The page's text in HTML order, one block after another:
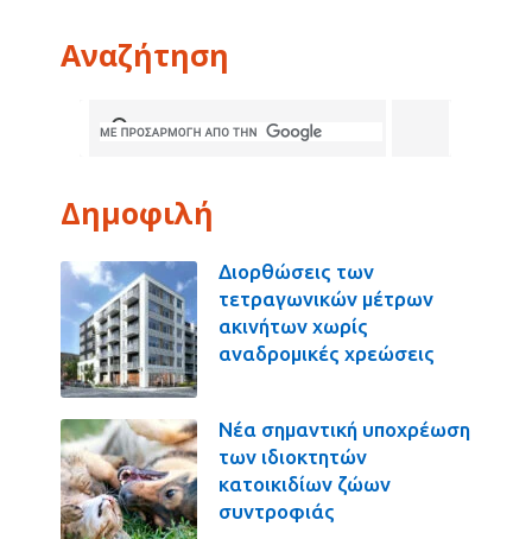
Αναζήτηση
Δημοφιλή
Διορθώσεις των
τετραγωνικών μέτρων
ακινήτων χωρίς
αναδρομικές χρεώσεις
Νέα σημαντική υποχρέωση
των ιδιοκτητών
κατοικιδίων ζώων
συντροφιάς